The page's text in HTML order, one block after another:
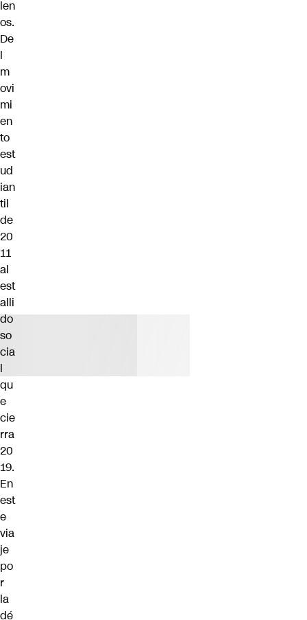
len
os.
De
l
m
ovi
mi
en
to
est
ud
ian
til
de
20
11
al
est
alli
do
so
cia
l
qu
e
cie
rra
20
19.
En
est
e
via
je
po
r
la
dé